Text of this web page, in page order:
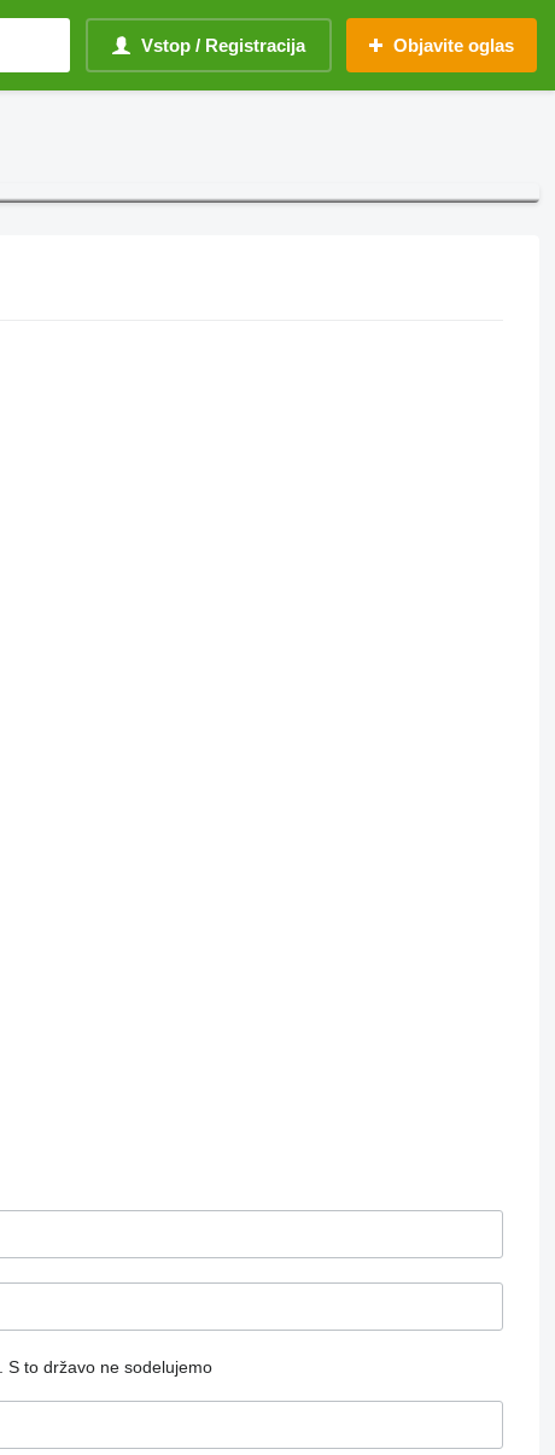
Vstop / Registracija Objavite oglas
S to državo ne sodelujemo